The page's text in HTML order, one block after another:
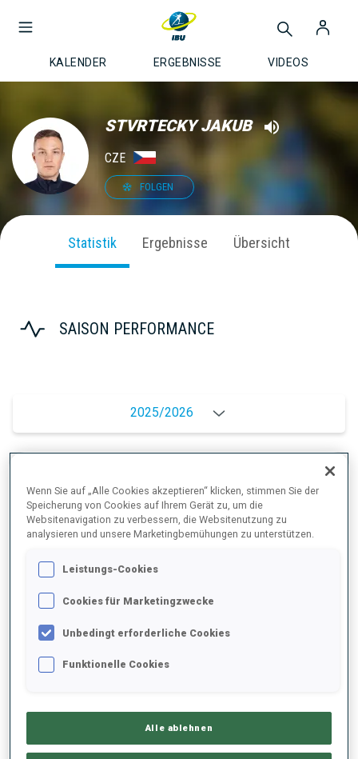
KALENDER ERGEBNISSE VIDEOS
STVRTECKY JAKUB
CZE
FOLGEN
Statistik Ergebnisse Übersicht
SAISON PERFORMANCE
2025/2026
PERFORMANCE
SKIZEIT HINTER DER SPITZE +5.5 s/km
STEHENDSCHIESSEN
SAISON-HIGHLIGHTS
Wenn Sie auf „Alle Cookies akzeptieren“ klicken, stimmen Sie der
Speicherung von Cookies auf Ihrem Gerät zu, um die
Websitenavigation zu verbessern, die Websitenutzung zu
analysieren und unsere Marketingbemühungen zu unterstützen.
Leistungs-Cookies
Cookies für Marketingzwecke
Unbedingt erforderliche Cookies
Funktionelle Cookies
Alle ablehnen